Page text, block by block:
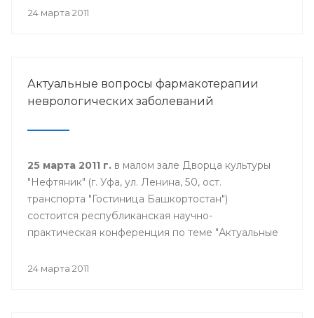
24 марта 2011
Актуальные вопросы фармакотерапии
неврологических заболеваний
25 марта 2011 г. в малом зале Дворца культуры
"Нефтяник" (г. Уфа, ул. Ленина, 50, ост.
транспорта "Гостиница Башкортостан")
состоится республиканская научно-
практическая конференция по теме "Актуальные
заболеваний". Начало конференции в 9.30
24 марта 2011